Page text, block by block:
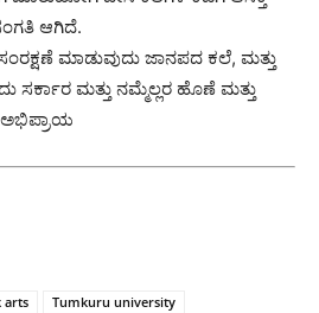
ಆಗಿದೆ.
ಮಾಡುವುದು ಜಾನಪದ ಕಲೆ, ಮತ್ತು
ಸರ್ಕಾರ ಮತ್ತು ನಮ್ಮೆಲ್ಲರ ಹೊಣೆ ಮತ್ತು
ಅಭಿಪ್ರಾಯ
arts Tumkuru university